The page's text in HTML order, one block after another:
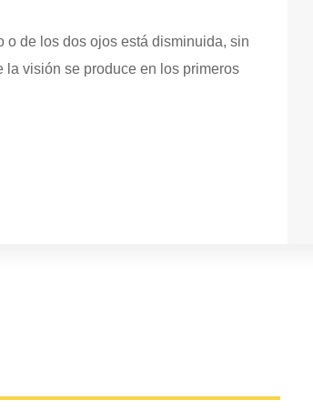
de los dos ojos está disminuida, sin
visión se produce en los primeros